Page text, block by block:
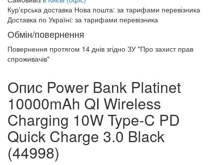
Кур'єрська доставка Нова пошта: за тарифами перевізника
Доставка по Україні: за тарифами перевізника
Обмін/повернення
Повернення протягом 14 днів згідно ЗУ "Про захист прав
спроживачів"
Опис Power Bank Platinet
10000mAh QI Wireless
Charging 10W Type-C PD
Quick Charge 3.0 Black
(44998)